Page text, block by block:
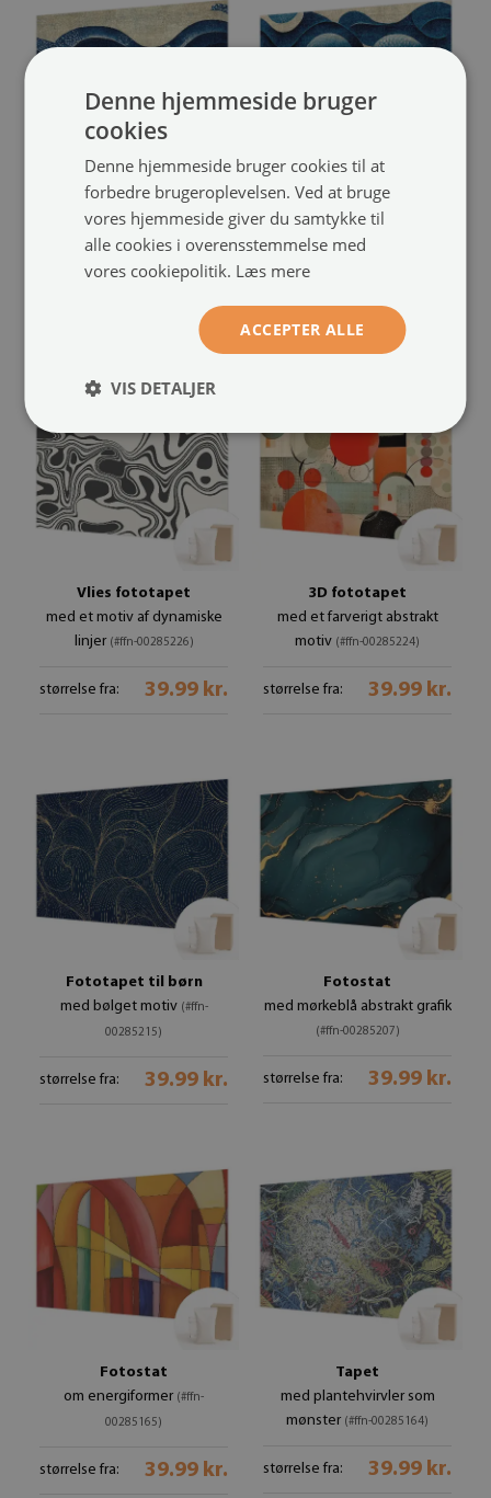
Fotostat
med motivet "Oceaniske
former"(#ffn-00285228)
39.99 kr.
Non-woven fototapet
med motiv af blå bølger
00285227)
39.99 kr.
Vlies fototapet
med et motiv af dynamiske
linjer (#ffn-00285226)
størrelse fra: 39.99 kr.
3D fototapet
med et farverigt abstrakt
motiv (#ffn-00285224)
størrelse fra: 39.99 kr.
Fototapet til børn
med bølget motiv (#ffn-
00285215)
størrelse fra: 39.99 kr.
Fotostat
med mørkeblå abstrakt grafik
(#ffn-00285207)
størrelse fra: 39.99 kr.
Fotostat
om energiformer (#ffn-
00285165)
størrelse fra: 39.99 kr.
Tapet
med plantehvirvler som
mønster (#ffn-00285164)
størrelse fra: 39.99 kr.
Denne hjemmeside bruger
cookies
Denne hjemmeside bruger cookies til at
forbedre brugeroplevelsen. Ved at bruge
vores hjemmeside giver du samtykke til
alle cookies i overensstemmelse med
vores cookiepolitik. Læs mere
ACCEPTER ALLE
VIS DETALJER